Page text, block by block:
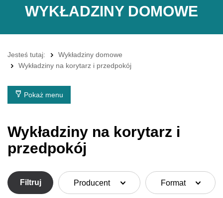
WYKŁADZINY DOMOWE
Jesteś tutaj:
Wykładziny domowe
Wykładziny na korytarz i przedpokój
Pokaż menu
Wykładziny na korytarz i
przedpokój
Filtruj Producent Format